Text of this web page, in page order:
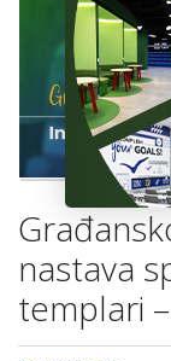
nastava
templari